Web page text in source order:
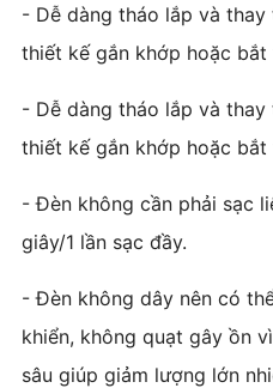
- Dễ dàng tháo lắp và
thiết kế gắn khớp hoặc bắt
- Dễ dàng tháo lắp và
thiết kế gắn khớp hoặc bắt
- Đèn không cần phải sạc
giây/1 lần sạc đầy.
- Đèn không dây nên có
khiển, không quạt gây ồn
sâu giúp giảm lượng lớn